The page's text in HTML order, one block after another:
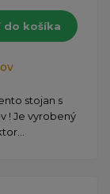
do košíka
stojan s
! Je vyrobený